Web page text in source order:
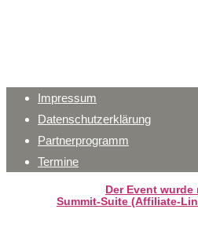
Impressum
Datenschutzerklärung
Partnerprogramm
Termine
Der Event wurde
Summit-Suite (Affiliate-